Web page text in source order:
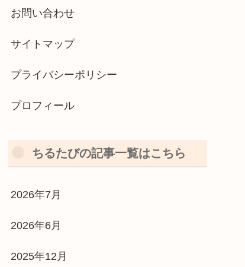
お問い合わせ
サイトマップ
プライバシーポリシー
プロフィール
ちるたびの記事一覧はこちら
2026年7月
2026年6月
2025年12月